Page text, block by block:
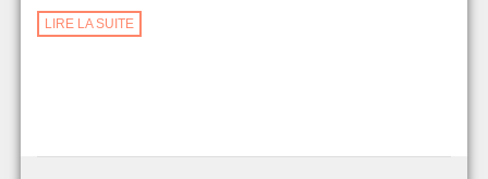
LIRE LA SUITE